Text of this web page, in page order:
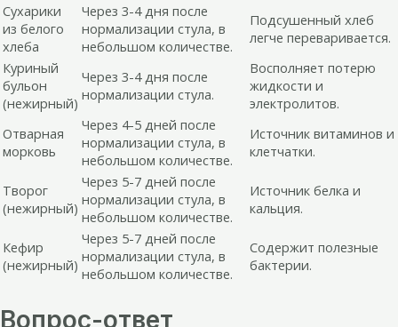
Сухарики
из белого
хлеба
Через 3-4 дня после
нормализации стула, в
небольшом количестве.
Подсушенный хлеб
легче переваривается.
Куриный
бульон
(нежирный)
Через 3-4 дня после
нормализации стула.
Восполняет потерю
жидкости и
электролитов.
Отварная
морковь
Через 4-5 дней после
нормализации стула, в
небольшом количестве.
Источник витаминов и
клетчатки.
Творог
(нежирный)
Через 5-7 дней после
нормализации стула, в
небольшом количестве.
Источник белка и
кальция.
Кефир
(нежирный)
Через 5-7 дней после
нормализации стула, в
небольшом количестве.
Содержит полезные
бактерии.
Вопрос-ответ